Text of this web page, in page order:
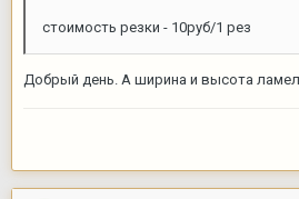
стоимость резки - 10руб/1 рез
Добрый день. А ширина и высота